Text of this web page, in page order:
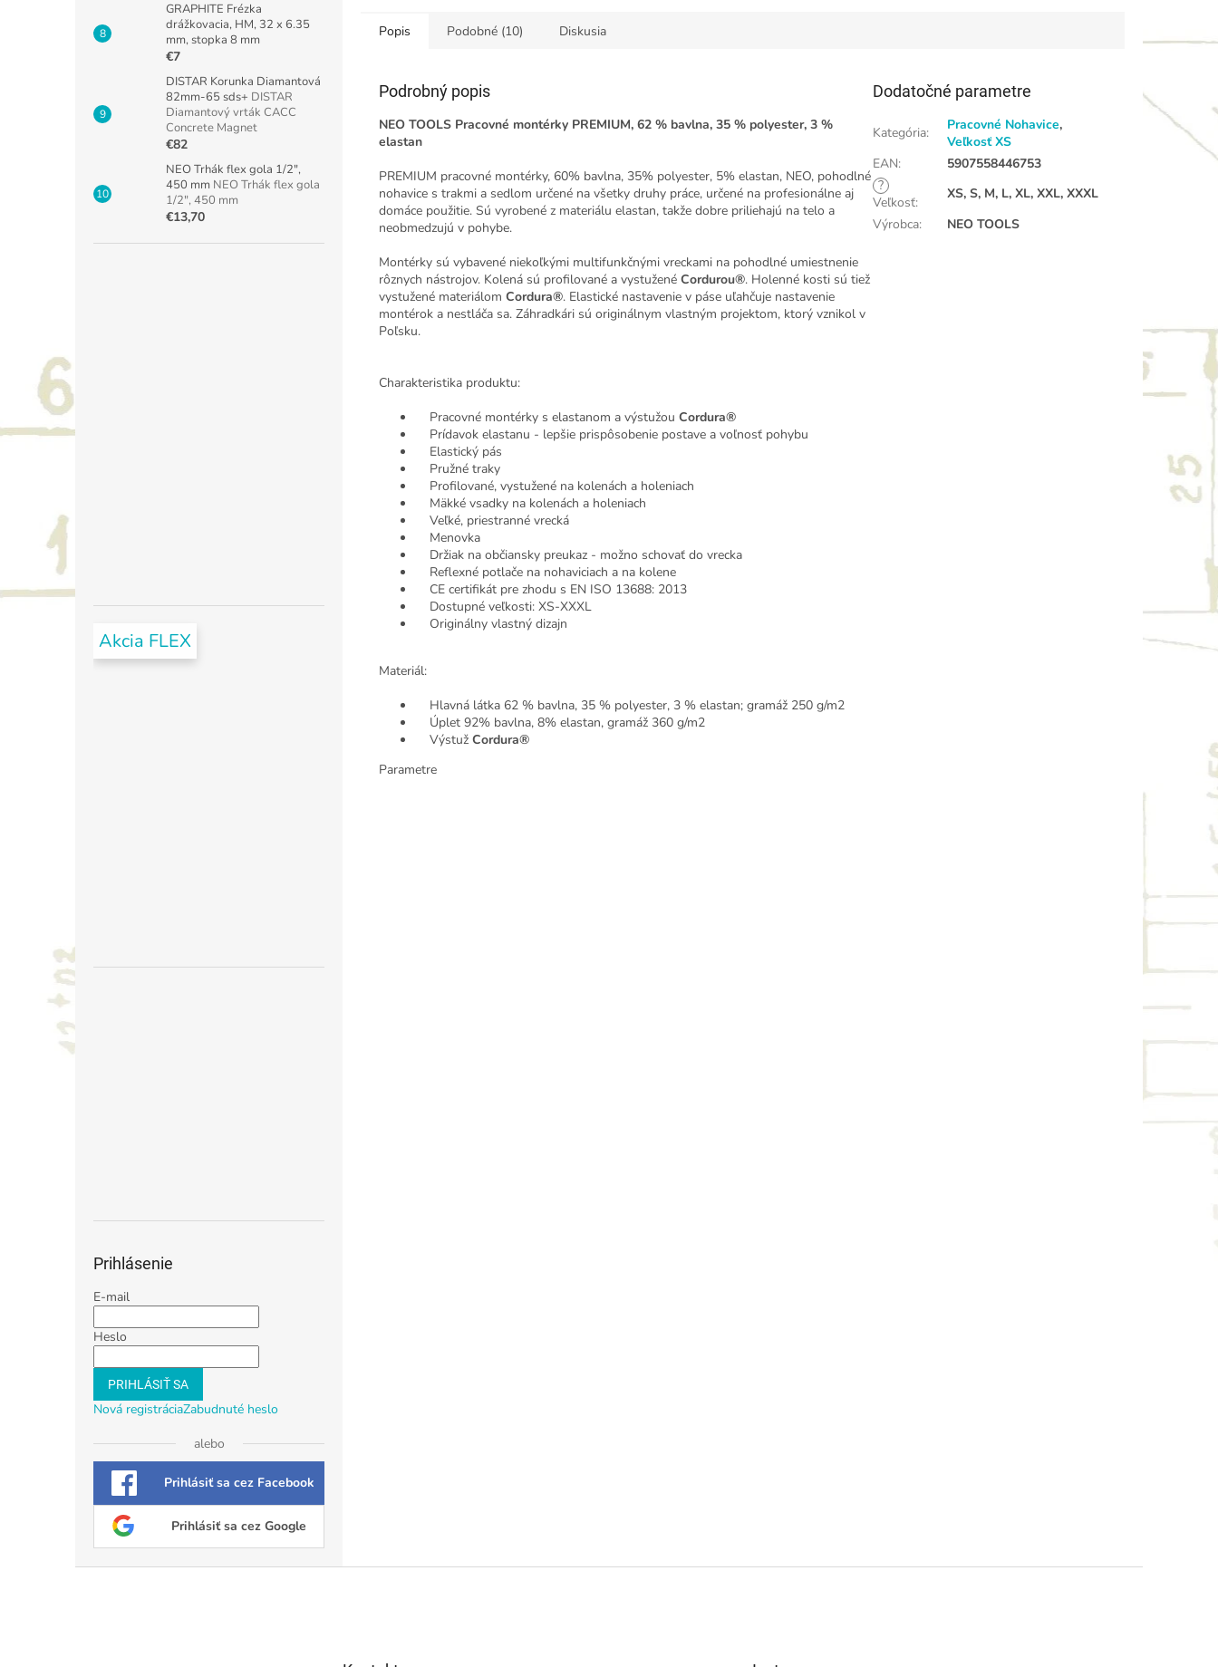
GRAPHITE Frézka
drážkovacia, HM, 32 x 6.35
mm, stopka 8 mm
€7
DISTAR Korunka Diamantová
82mm-65 sds+ DISTAR
Diamantový vrták CACC
Concrete Magnet
€82
NEO Trhák flex gola 1/2",
450 mm NEO Trhák flex gola
1/2", 450 mm
€13,70
Akcia FLEX
Prihlásenie
E-mail
Heslo
PRIHLÁSIŤ SA
Nová registráciaZabudnuté heslo
alebo
Prihlásiť sa cez Facebook
Prihlásiť sa cez Google
Popis Podobné (10) Diskusia
Podrobný popis
NEO TOOLS Pracovné montérky PREMIUM, 62 % bavlna, 35 % polyester, 3 %
elastan
PREMIUM pracovné montérky, 60% bavlna, 35% polyester, 5% elastan, NEO, pohodlné
nohavice s trakmi a sedlom určené na všetky druhy práce, určené na profesionálne aj
domáce použitie. Sú vyrobené z materiálu elastan, takže dobre priliehajú na telo a
neobmedzujú v pohybe.
Montérky sú vybavené niekoľkými multifunkčnými vreckami na pohodlné umiestnenie
rôznych nástrojov. Kolená sú profilované a vystužené Cordurou®. Holenné kosti sú tiež
vystužené materiálom Cordura®. Elastické nastavenie v páse uľahčuje nastavenie
montérok a nestláča sa. Záhradkári sú originálnym vlastným projektom, ktorý vznikol v
Poľsku.
Charakteristika produktu:
Pracovné montérky s elastanom a výstužou Cordura®
Prídavok elastanu - lepšie prispôsobenie postave a voľnosť pohybu
Elastický pás
Pružné traky
Profilované, vystužené na kolenách a holeniach
Mäkké vsadky na kolenách a holeniach
Veľké, priestranné vrecká
Menovka
Držiak na občiansky preukaz - možno schovať do vrecka
Reflexné potlače na nohaviciach a na kolene
CE certifikát pre zhodu s EN ISO 13688: 2013
Dostupné veľkosti: XS-XXXL
Originálny vlastný dizajn
Materiál:
Hlavná látka 62 % bavlna, 35 % polyester, 3 % elastan; gramáž 250 g/m2
Úplet 92% bavlna, 8% elastan, gramáž 360 g/m2
Výstuž Cordura®
Parametre
Dodatočné parametre
Kategória: Pracovné Nohavice,
Veľkosť XS
EAN:
5907558446753
?
Veľkosť:
XS, S, M, L, XL, XXL, XXXL
Výrobca: NEO TOOLS